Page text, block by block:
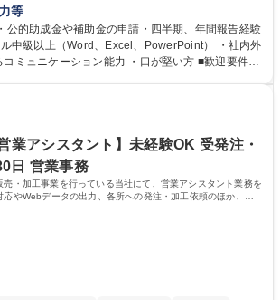
いただき、ゆくゆくはリーダーやマネージャーポ
とを期待しています。 【総務・人事グルー
制度関連 ・採用活動 ・教育研修の企画、実行 ・勤
種提出 ・法定の会議運営（評議員会、理事会） ・
職員からの問合せ、相談対応 ・その他日常の総務
等
公的助成金や補助金の申請・四半期、年間報告経験
ル中級以上（Word、Excel、PowerPoint） ・社内外
ュニケーション能力 ・口が堅い方 ■歓迎要件
業アシスタント】未経験OK 受発注・
日 営業事務
・加工事業を行っている当社にて、営業アシスタント業務を
やWebデータの出力、各所への発注・加工依頼のほか、電
務を担当します。